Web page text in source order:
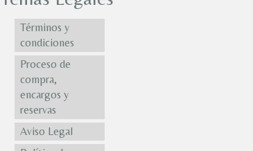
Términos y
condiciones
Proceso de
compra,
encargos y
reservas
Aviso Legal